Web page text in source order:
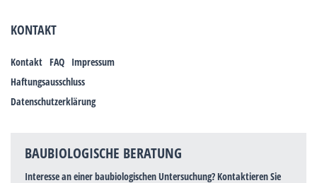
KONTAKT
Kontakt FAQ Impressum
Haftungsausschluss
Datenschutzerklärung
BAUBIOLOGISCHE BERATUNG
Interesse an einer baubiologischen Untersuchung? Kontaktieren Sie